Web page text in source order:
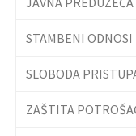
STAMBENI ODNOSI
SLOBODA
ZAŠTITA